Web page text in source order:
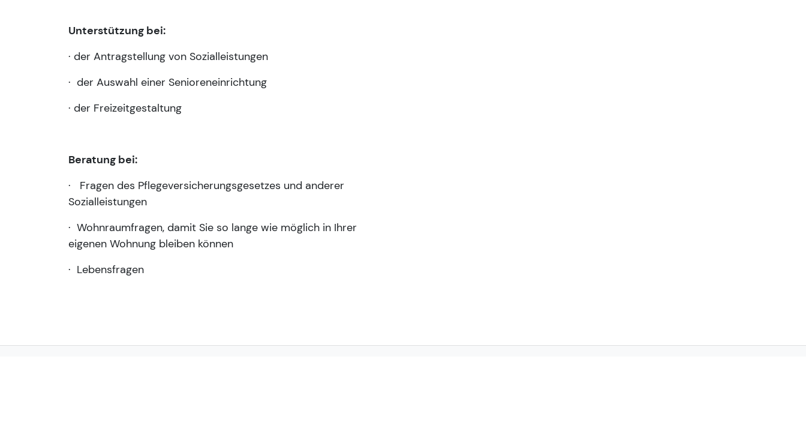
Unterstützung bei:
· der Antragstellung von Sozialleistungen
· der Auswahl einer Senioreneinrichtung
· der Freizeitgestaltung
Beratung bei:
· Fragen des Pflegeversicherungsgesetzes und anderer
Sozialleistungen
· Wohnraumfragen, damit Sie so lange wie möglich in Ihrer
eigenen Wohnung bleiben können
· Lebensfragen